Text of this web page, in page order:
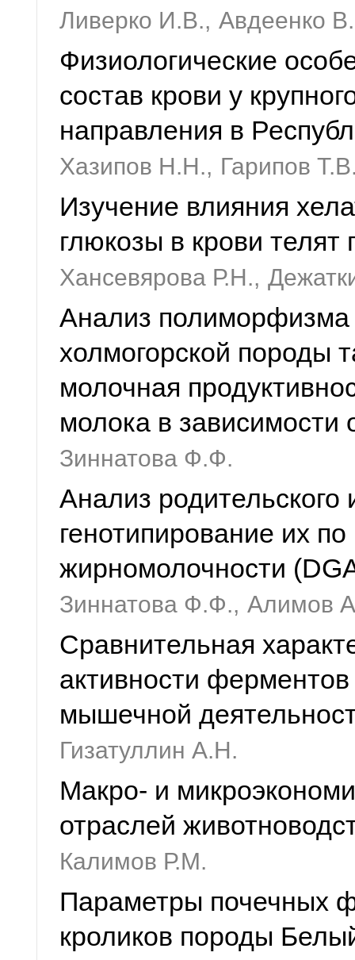
Ливерко И.В., Авдеенко
Физиологические
состав крови у
направления в
Хазипов Н.Н., Гарипов
Изучение влияния
глюкозы в крови телят
Хансевярова Р.Н.,
Анализ полиморфизма
холмогорской породы
молочная
молока в зависимости
Зиннатова Ф.Ф.
Анализ
генотипирование их
жирномолочности
Зиннатова Ф.Ф., Алимов
Сравнительная
активности
мышечной
Гизатуллин А.Н.
Макро- и
отраслей
Калимов Р.М.
Параметры почечных
кроликов породы